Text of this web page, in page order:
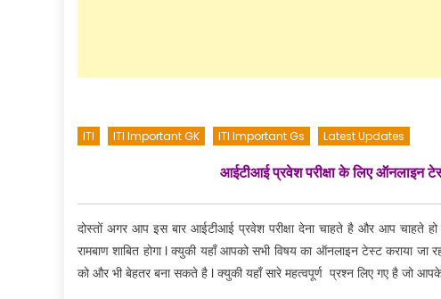
ITI ITI Important GK ITI Important Gs Latest Updates
आईटीआई प्रवेश परीक्षा के लिए
दोस्तों अगर आप इस बार आईटीआई प्रवेश परीक्षा देना चाहते है और आप चाहते
रामबाण शाबित होगा l क्युकी यहाँ आपको सभी विषय का ऑनलाइन टेस्ट कराया
को और भी बेहतर बना सकते है l क्युकी यहाँ सारे महत्वपूर्ण प्रश्न लिए गए है जो आपके